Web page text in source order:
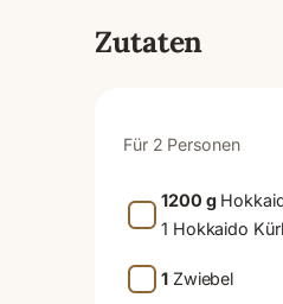
Zutaten
Für 2 Personen
1200 g
1 Hokkaido
1Zwiebel